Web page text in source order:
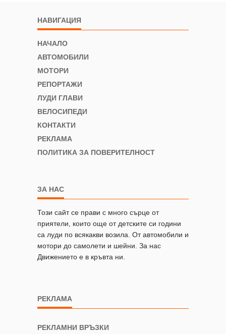
НАВИГАЦИЯ
НАЧАЛО
АВТОМОБИЛИ
МОТОРИ
РЕПОРТАЖИ
ЛУДИ ГЛАВИ
ВЕЛОСИПЕДИ
КОНТАКТИ
РЕКЛАМА
ПОЛИТИКА ЗА ПОВЕРИТЕЛНОСТ
ЗА НАС
Този сайт се прави с много сърце от
приятели, които още от детските си години
са луди по всякакви возила. От автомобили и
мотори до самолети и шейни. За нас
Движението е в кръвта ни.
РЕКЛАМА
РЕКЛАМНИ ВРЪЗКИ